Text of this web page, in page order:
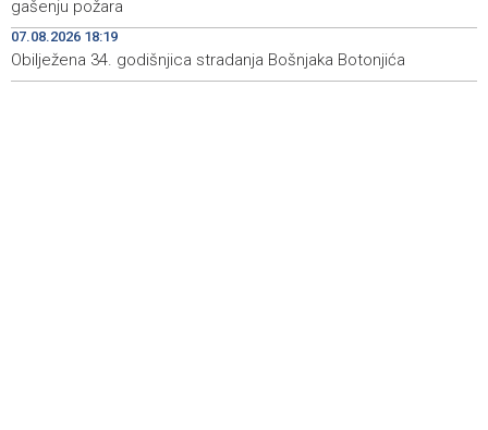
19:00 Najave događaja za 8. 8. 2026. godine (subota)
gašenju požara
07.08.2026 18:19
Obilježena 34. godišnjica stradanja Bošnjaka Botonjića